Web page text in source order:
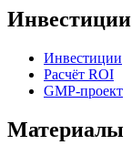
Инвестиции
Инвестиции
Расчёт ROI
GMP-проект
Материалы